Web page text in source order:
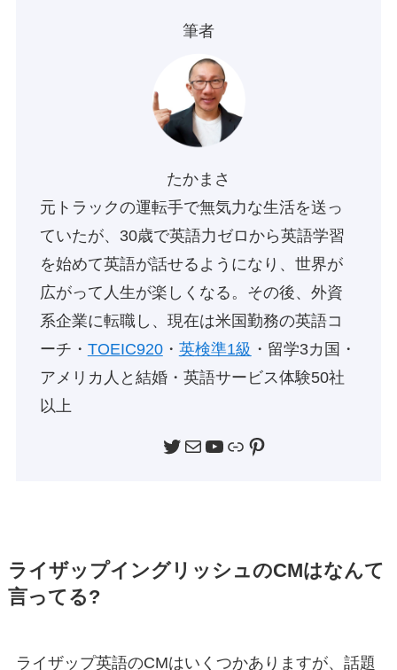
筆者
たかまさ
元トラックの運転手で無気力な生活を送っ
ていたが、30歳で英語力ゼロから英語学習
を始めて英語が話せるようになり、世界が
広がって人生が楽しくなる。その後、外資
系企業に転職し、現在は米国勤務の英語コ
ーチ・ TOEIC920・ 英検準1級 ・留学3カ国・
アメリカ人と結婚・英語サービス体験50社
以上
Twitter メールYouTube リンク Pinterest
ライザップイングリッシュのCMはなんて
言ってる?
ライザップ英語のCMはいくつかありますが、話題